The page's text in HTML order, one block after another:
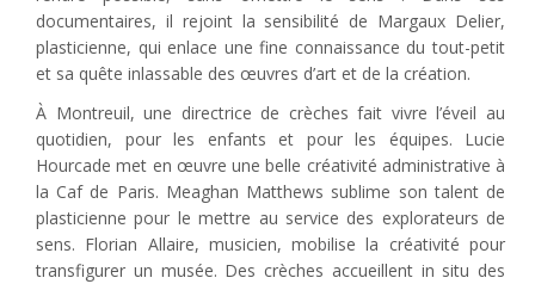
documentaires, il rejoint la sensibilité de Margaux Delier,
plasticienne, qui enlace une fine connaissance du tout-petit
et sa quête inlassable des œuvres d’art et de la création.
À Montreuil, une directrice de crèches fait vivre l’éveil au
quotidien, pour les enfants et pour les équipes. Lucie
Hourcade met en œuvre une belle créativité administrative à
la Caf de Paris. Meaghan Matthews sublime son talent de
plasticienne pour le mettre au service des explorateurs de
sens. Florian Allaire, musicien, mobilise la créativité pour
transfigurer un musée. Des crèches accueillent in situ des